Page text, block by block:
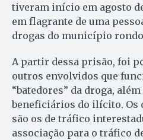
tiveram início em agosto
em flagrante de uma
drogas do município
A partir dessa prisão, foi
outros envolvidos que
“batedores” da droga,
beneficiários do ilícito. Os
são os de tráfico
associação para o tráfico